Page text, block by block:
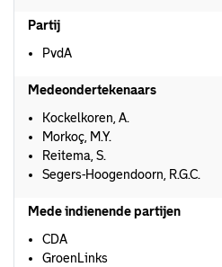
Partij
PvdA
Medeondertekenaars
Kockelkoren, A.
Morkoç, M.Y.
Reitema, S.
Segers-Hoogendoorn, R.G.C.
Mede indienende partijen
CDA
GroenLinks